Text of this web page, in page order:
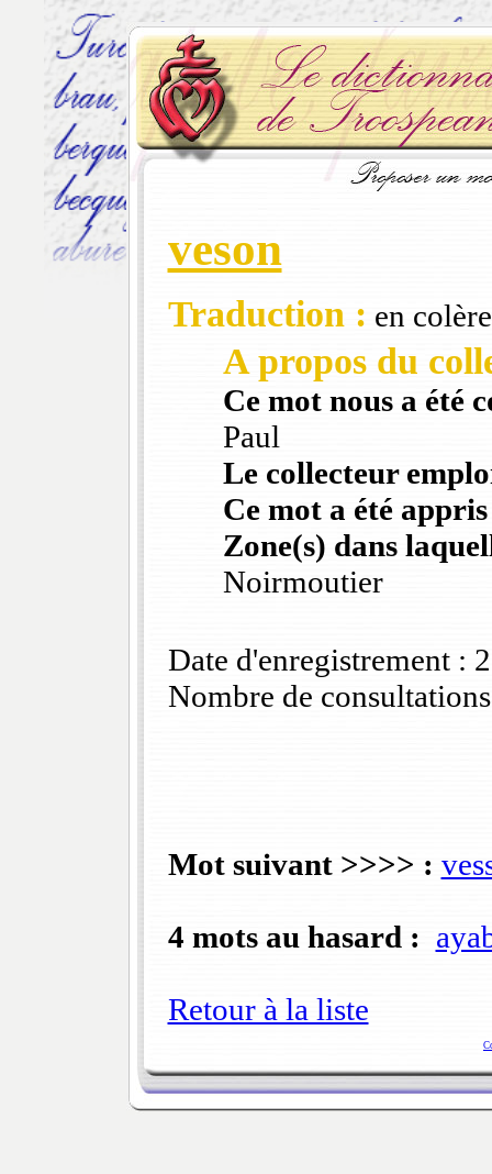
veson
Traduction : en colère
A propos du
Ce mot nous a été
Paul
Le collecteur
Ce mot a été
Zone(s) dans
Noirmoutier
Date d'enregistrement :
Nombre de
Mot suivant >>>> :
4 mots au hasard :
Retour à la liste